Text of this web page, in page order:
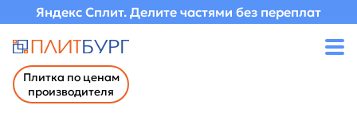
Яндекс Сплит. Делите частями без переплат
Плитка по ценам
производителя